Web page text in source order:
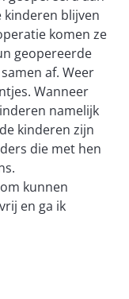
kinderen blijven
komen ze
geopereerde
af. Weer
Wanneer
namelijk
kinderen zijn
die met hen
kunnen
en ga ik